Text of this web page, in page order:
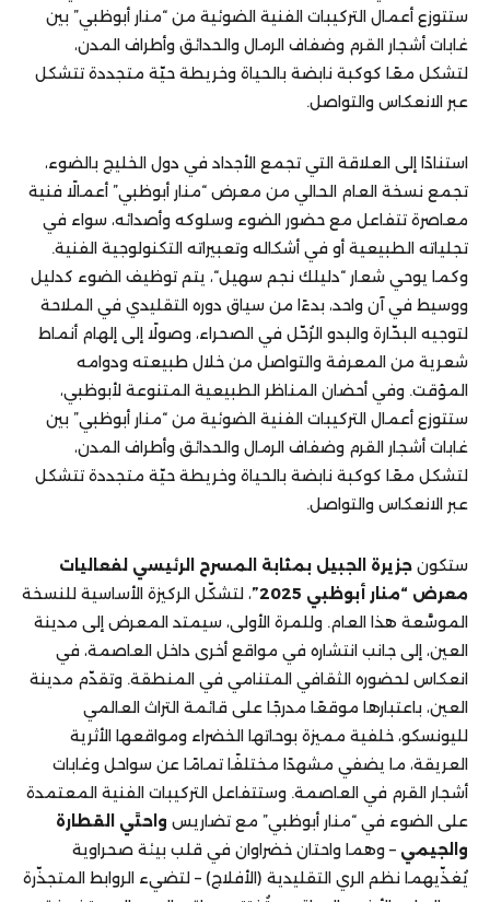
ستتوزع أعمال التركيبات الفنية الضوئية من “منار أبوظبي” بين
غابات أشجار القرم وضفاف الرمال والحدائق وأطراف المدن،
لتشكل معًا كوكبة نابضة بالحياة وخريطة حيّة متجددة تتشكل
عبر الانعكاس والتواصل.
استنادًا إلى العلاقة التي تجمع الأجداد في دول الخليج بالضوء،
تجمع نسخة العام الحالي من معرض “منار أبوظبي” أعمالًا فنية
معاصرة تتفاعل مع حضور الضوء وسلوكه وأصدائه، سواء في
تجلياته الطبيعية أو في أشكاله وتعبيراته التكنولوجية الفنية.
وكما يوحي شعار “دليلك نجم سهيل“، يتم توظيف الضوء كدليل
ووسيط في آن واحد، بدءًا من سياق دوره التقليدي في الملاحة
لتوجيه البحّارة والبدو الرُحّل في الصحراء، وصولًا إلى إلهام أنماط
شعرية من المعرفة والتواصل من خلال طبيعته ودوامه
المؤقت. وفي أحضان المناظر الطبيعية المتنوعة لأبوظبي،
ستتوزع أعمال التركيبات الفنية الضوئية من “منار أبوظبي” بين
غابات أشجار القرم وضفاف الرمال والحدائق وأطراف المدن،
لتشكل معًا كوكبة نابضة بالحياة وخريطة حيّة متجددة تتشكل
عبر الانعكاس والتواصل.
ستكون جزيرة الجبيل بمثابة المسرح الرئيسي لفعاليات
معرض “منار أبوظبي 2025”
، لتشكّل الركيزة الأساسية للنسخة
الموسَّعة هذا العام. وللمرة الأولى، سيمتد المعرض إلى مدينة
العين، إلى جانب انتشاره في مواقع أخرى داخل العاصمة، في
انعكاس لحضوره الثقافي المتنامي في المنطقة. وتقدّم مدينة
العين، باعتبارها موقعًا مدرجًا على قائمة التراث العالمي
لليونسكو، خلفية مميزة بوحاتها الخضراء ومواقعها الأثرية
العريقة، ما يضفي مشهدًا مختلفًا تمامًا عن سواحل وغابات
أشجار القرم في العاصمة. وستتفاعل التركيبات الفنية المعتمدة
على الضوء في “منار أبوظبي” مع تضاريس واحتَي القطارة
والجيمي – وهما واحتان خضراوان في قلب بيئة صحراوية
يُغذّيهما نظم الري التقليدية (الأفلاج) – لتضيء الروابط المتجذّرة